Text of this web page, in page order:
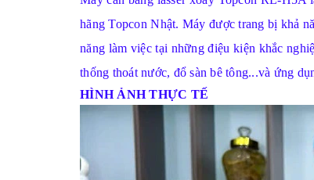
hãng Topcon Nhật. Máy được trang bị khả
năng làm việc tại những điệu kiện khắc
thống thoát nước, đổ sàn bê tông...và ứng
HÌNH ẢNH THỰC TẾ